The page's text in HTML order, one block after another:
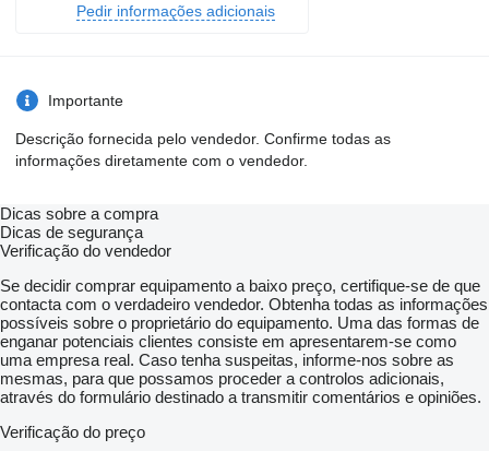
Pedir informações adicionais
Importante
Descrição fornecida pelo vendedor. Confirme todas as
informações diretamente com o vendedor.
Dicas sobre a compra
Dicas de segurança
Verificação do vendedor
Se decidir comprar equipamento a baixo preço, certifique-se de que
contacta com o verdadeiro vendedor. Obtenha todas as informações
possíveis sobre o proprietário do equipamento. Uma das formas de
enganar potenciais clientes consiste em apresentarem-se como
uma empresa real. Caso tenha suspeitas, informe-nos sobre as
mesmas, para que possamos proceder a controlos adicionais,
através do formulário destinado a transmitir comentários e opiniões.
Verificação do preço